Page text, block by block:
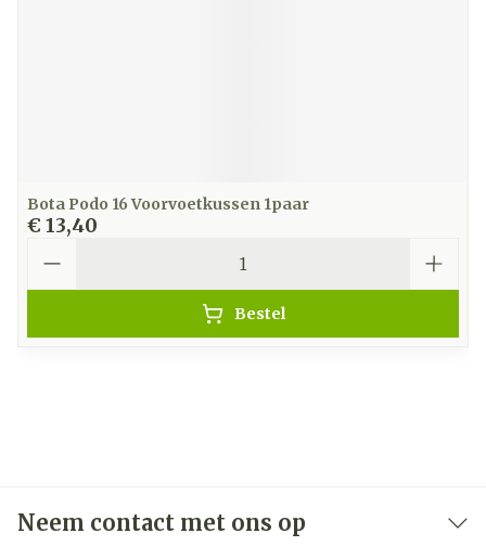
Bota Podo 16 Voorvoetkussen 1paar
€ 13,40
Bestel
Neem contact met ons op